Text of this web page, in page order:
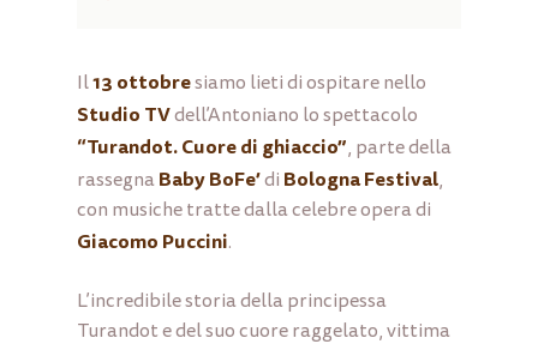
Il13 ottobresiamo lieti di ospitare nello
Studio TVdell’Antoniano lo spettacolo
“Turandot. Cuore di ghiaccio”, parte della
rassegna Baby BoFe’di Bologna Festival,
con musiche tratte dalla celebre opera di
Giacomo Puccini.
L’incredibile storia della principessa
Turandot e del suo cuore raggelato, vittima